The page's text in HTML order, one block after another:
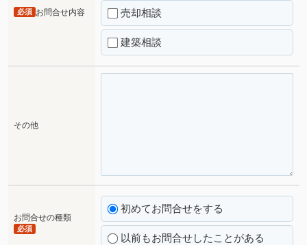
お問合せ内容
必須 売却相談
建築相談
その他
お問合せの種類
必須
初めてお問合せをする
以前もお問合せしたことがある